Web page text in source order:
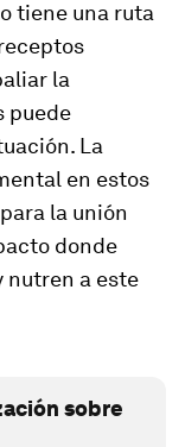
tiene una ruta
la
puede
La
en estos
la unión
donde
nutren a este
sobre